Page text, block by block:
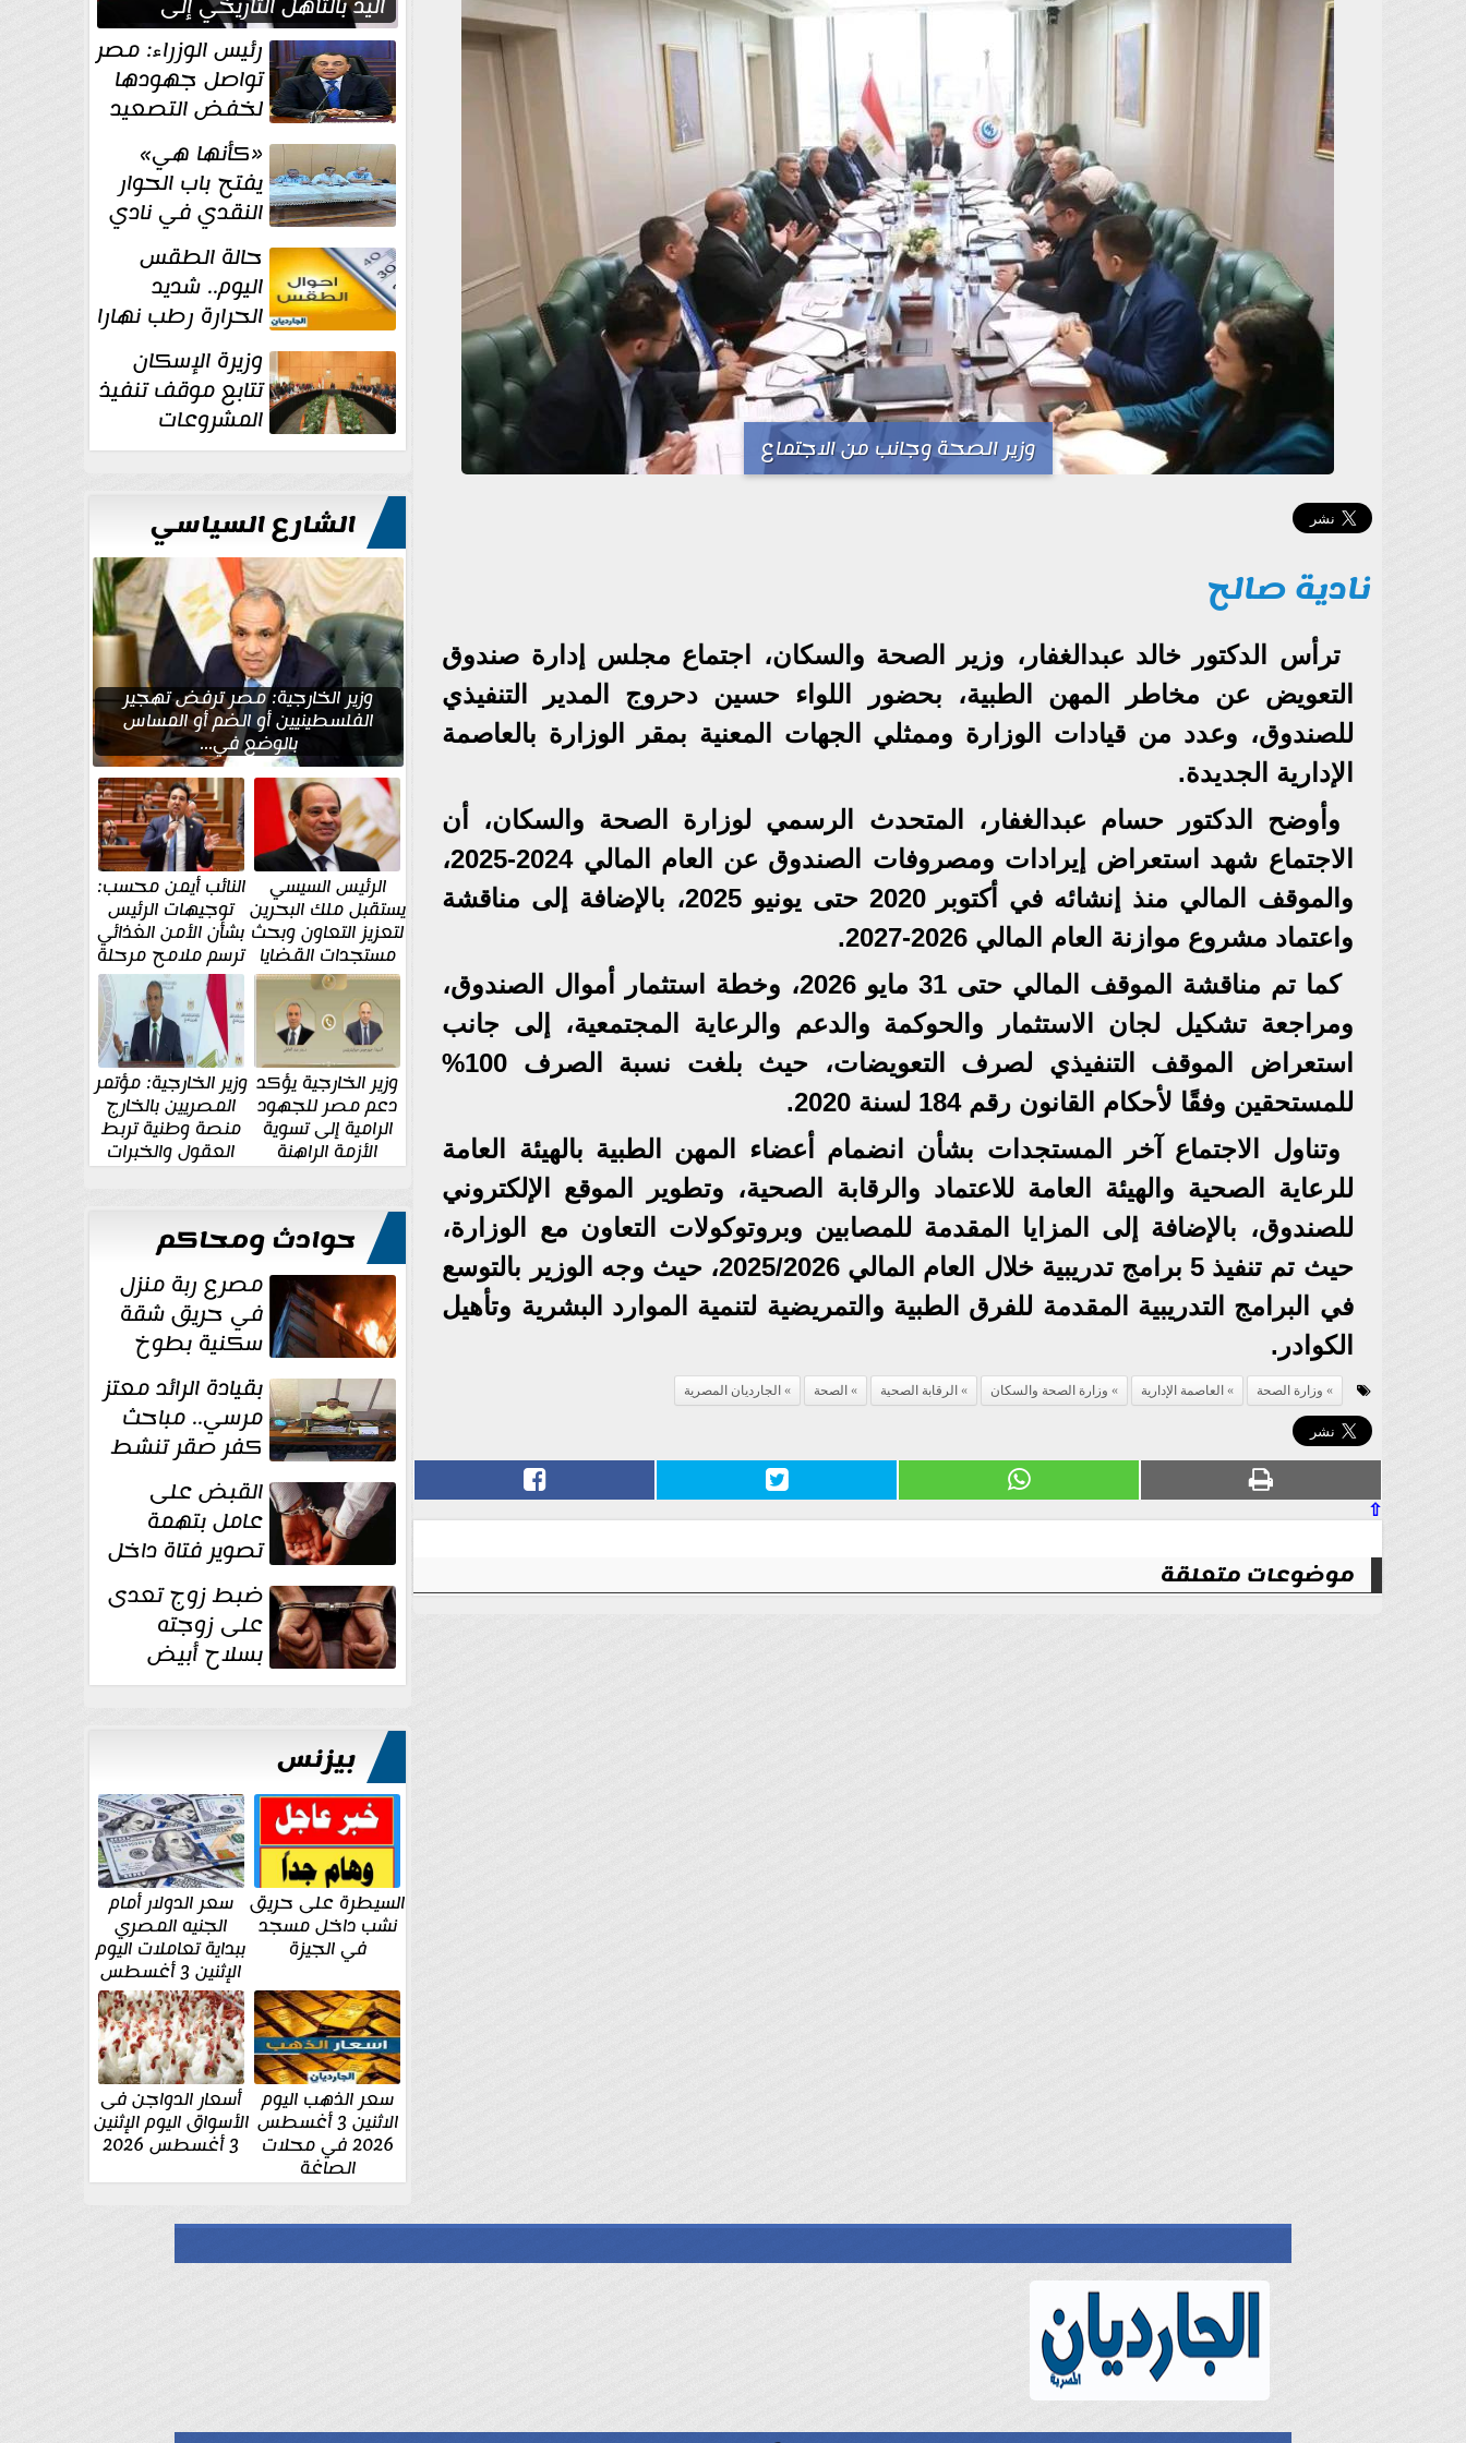
وزير الصحة وجانب من الاجتماع
نادية صالح
ترأس الدكتور خالد عبدالغفار، وزير الصحة والسكان، اجتماع مجلس إدارة صندوق
التعويض عن مخاطر المهن الطبية، بحضور اللواء حسين دحروج المدير التنفيذي
للصندوق، وعدد من قيادات الوزارة وممثلي الجهات المعنية بمقر الوزارة بالعاصمة
الإدارية الجديدة.
وأوضح الدكتور حسام عبدالغفار، المتحدث الرسمي لوزارة الصحة والسكان، أن
الاجتماع شهد استعراض إيرادات ومصروفات الصندوق عن العام المالي 2024-2025،
والموقف المالي منذ إنشائه في أكتوبر 2020 حتى يونيو 2025، بالإضافة إلى مناقشة
واعتماد مشروع موازنة العام المالي 2026-2027.
كما تم مناقشة الموقف المالي حتى 31 مايو 2026، وخطة استثمار أموال الصندوق،
ومراجعة تشكيل لجان الاستثمار والحوكمة والدعم والرعاية المجتمعية، إلى جانب
استعراض الموقف التنفيذي لصرف التعويضات، حيث بلغت نسبة الصرف 100%
للمستحقين وفقًا لأحكام القانون رقم 184 لسنة 2020.
وتناول الاجتماع آخر المستجدات بشأن انضمام أعضاء المهن الطبية بالهيئة العامة
للرعاية الصحية والهيئة العامة للاعتماد والرقابة الصحية، وتطوير الموقع الإلكتروني
للصندوق، بالإضافة إلى المزايا المقدمة للمصابين وبروتوكولات التعاون مع الوزارة،
حيث تم تنفيذ 5 برامج تدريبية خلال العام المالي 2025/2026، حيث وجه الوزير بالتوسع
في البرامج التدريبية المقدمة للفرق الطبية والتمريضية لتنمية الموارد البشرية وتأهيل
الكوادر.
وزارة الصحة العاصمة الإدارية وزارة الصحة والسكان الرقابة الصحية الصحة الجارديان المصرية
⇧
موضوعات متعلقة
نصف نهائي كأس العالم
رئيس الوزراء: مصر
تواصل جهودها
لخفض التصعيد
والحفاظ على
الاستقرار الإقليمي«كأنها هي»
يفتح باب الحوار
النقدي في نادي
أدب مصر الجديدة
حالة الطقس
اليوم.. شديد
الحرارة رطب نهارا
مائل للحرارة رطب
ليلا.. و... وزيرة الإسكان
تتابع موقف تنفيذ
المشروعات
والخطة
للتعميرالشارع السياسي
وزير الخارجية: مصر ترفض تهجير
الفلسطينيين أو الضم أو المساس
بالوضع في...
الرئيس السيسي
يستقبل ملك البحرين
لتعزيز التعاون وبحث
مستجدات القضايا
الإقليمية والدولية
النائب أيمن محسب:
توجيهات الرئيس
بشأن الأمن الغذائي
ترسم ملامح مرحلة
جديدة
وزير الخارجية يؤكد
دعم مصر للجهود
الرامية إلى تسوية
الأزمة الراهنة
وزير الخارجية: مؤتمر
المصريين بالخارج
منصة وطنية تربط
العقول والخبرات
المصرية بالدولة
حوادث ومحاكم
مصرع ربة منزل
في حريق شقة
سكنية بطوخ
بقيادة الرائد معتز
مرسي.. مباحث
كفر صقر تنشط
بقوة وتوجه
ضربات أمنية... القبض على
عامل بتهمة
تصوير فتاة داخل
غرفة تغيير
الملابس بمحل في...ضبط زوج تعدى
على زوجته
بسلاح أبيض
وأصابها بجرح
بيزنس
السيطرة على حريق
نشب داخل مسجد
في الجيزة
سعر الدولار أمام
الجنيه المصري
ببداية تعاملات اليوم
الإثنين 3 أغسطس
سعر الذهب اليوم
الاثنين 3 أغسطس
2026 في محلات
الصاغة
أسعار الدواجن فى
الأسواق اليوم الإثنين
3 أغسطس 2026